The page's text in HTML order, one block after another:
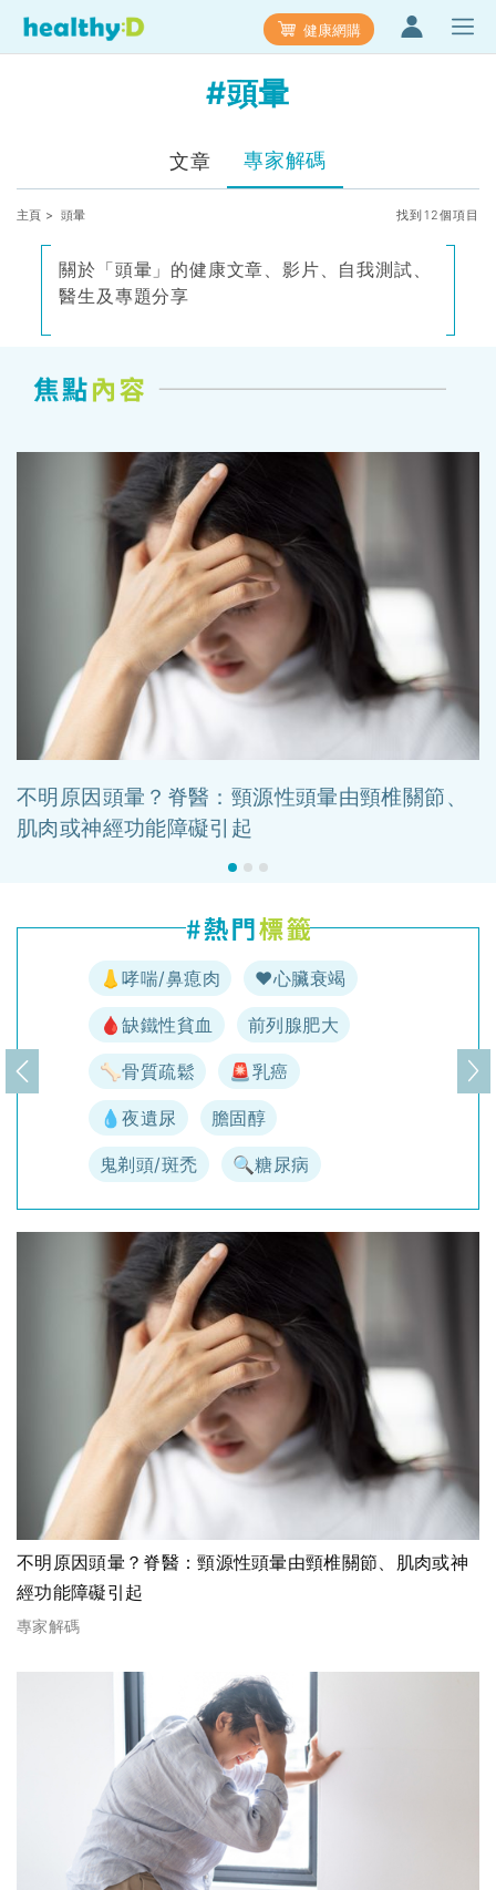
健康網購
#頭暈
文章 專家解碼
主頁 > 頭暈 找到12個項目
關於「頭暈」的健康文章、影片、自我測試、
醫生及專題分享
不明原因頭暈？脊醫：頸源性頭暈由頸椎關節、
肌肉或神經功能障礙引起
👃哮喘/鼻瘜肉 ♥️心臟衰竭
🩸缺鐵性貧血 前列腺肥大
🦴骨質疏鬆 🚨乳癌
💧夜遺尿 膽固醇
鬼剃頭/斑禿 🔍糖尿病
上一頁 下
不明原因頭暈？脊醫：頸源性頭暈由頸椎關節、肌肉或神
經功能障礙引起
專家解碼